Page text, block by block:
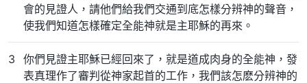
會的見證人，請他們給我們交通到底怎樣分辨神的聲音，
使我們知道怎樣確定全能神就是主耶穌的再來。
3
你們見證主耶穌已經回來了，就是道成肉身的全能神，發
表真理作了審判從神家起首的工作，我們該怎麽分辨神的